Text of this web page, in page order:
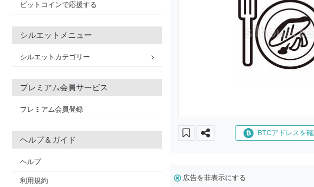
ビットコインで応援する
シルエットメニュー
シルエットカテゴリー
プレミアム会員サービス
プレミアム会員登録
ヘルプ＆ガイド
ヘルプ
利用規約
BTCアドレスを
広告を非表示にする